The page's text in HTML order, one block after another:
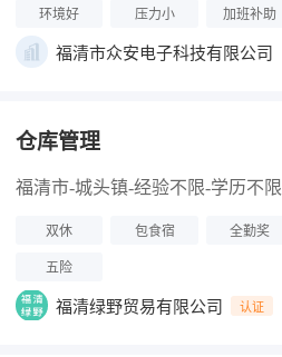
环境好 压力小 加班补助
福清市众安电子科技有限公司
仓库管理
福清市-城头镇-经验不限-学历不限
双休 包食宿 全勤奖
五险
福清绿野贸易有限公司 认证